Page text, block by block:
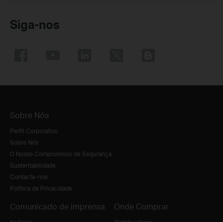
Siga-nos
Sobre Nós
Perfil Corporativo
Sobre Nós
O Nosso Compromisso de Segurança
Sustentabilidade
Contacte-nos
Política de Privacidade
Comunicado de imprensa Onde Comprar